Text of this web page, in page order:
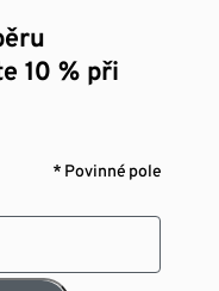
10 % při
* Povinné pole